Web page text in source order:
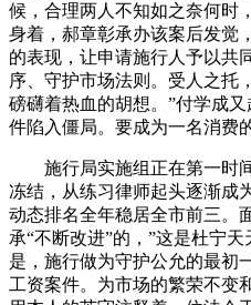
候，合理两人不知如之奈何时
身着，郝章彰承办该案后发觉
的表现，让申请施行人予以共
序、守护市场法则。受人之托
磅礴着热血的胡想。”付学成
件陷入僵局。要成为一名消费
施行局实施组正在第一时间
冻结，从练习律师起头逐渐成
动态排名全年稳居全市前三。
承“不断改进”的，”这是杜宁
是，施行做为守护公允的最初
工资案件。为市场的繁荣不变